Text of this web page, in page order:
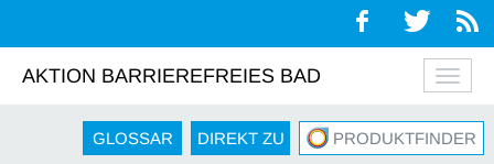
AKTION BARRIEREFREIES BAD
GLOSSAR DIREKT ZU PRODUKTFINDER